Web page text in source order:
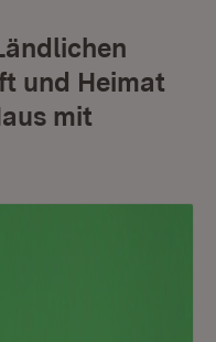
und Heimat
mit